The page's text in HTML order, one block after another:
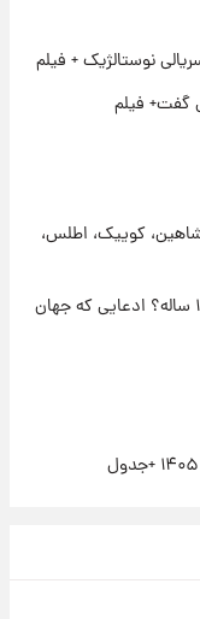
ارزش سهام عدالت برای امروز چهارشنبه ۱۴ مرداد
در تولید سایپا؛
و زمان تحویل |
چهره» مشخص شد
نوستالژیک + فیلم
گفت+ فیلم
کوییک، اطلس،
راز طول عمر انسان در دستان یک نوجوان ۱۵ ساله؟ ادعایی که جهان